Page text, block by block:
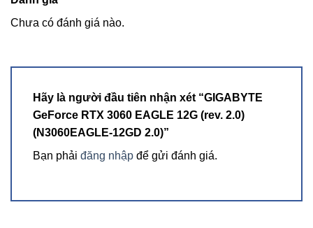
Quạt chủ động 3D cung cấp khả năng làm mát bán thụ
Chưa có đánh giá nào.
Hãy là người đầu tiên nhận xét “GIGABYTE
GeForce RTX 3060 EAGLE 12G (rev. 2.0)
(N3060EAGLE-12GD 2.0)”
Bạn phải đăng nhập để gửi đánh giá.